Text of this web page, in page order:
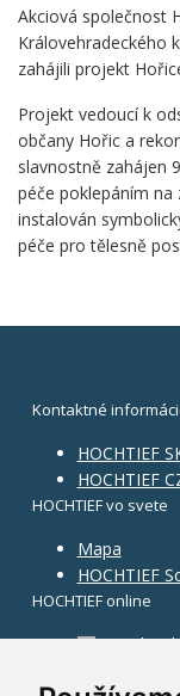
Akciová společnost
Královehradeckého
zahájili projekt
Projekt vedoucí k
občany Hořic a
slavnostně zahájen
péče poklepáním
instalován
péče pro tělesně
Kontaktné
HOCHTIEF
HOCHTIEF
HOCHTIEF vo svete
Mapa
HOCHTIEF
HOCHTIEF online
Facebook